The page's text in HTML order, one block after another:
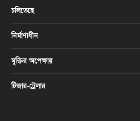
চলিতেছে
নির্মাণাধীন
মুক্তির অপেক্ষায়
টিজার-ট্রেলার